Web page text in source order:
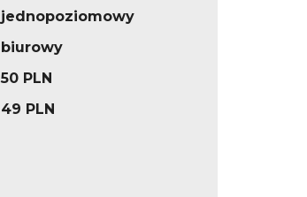
jednopoziomowy
biurowy
50 PLN
49 PLN